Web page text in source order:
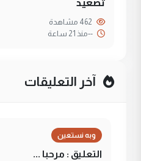
--منذ 21 ساعة
آخر التعليقات
وبه نستعين
التعليق : مرحبا ...